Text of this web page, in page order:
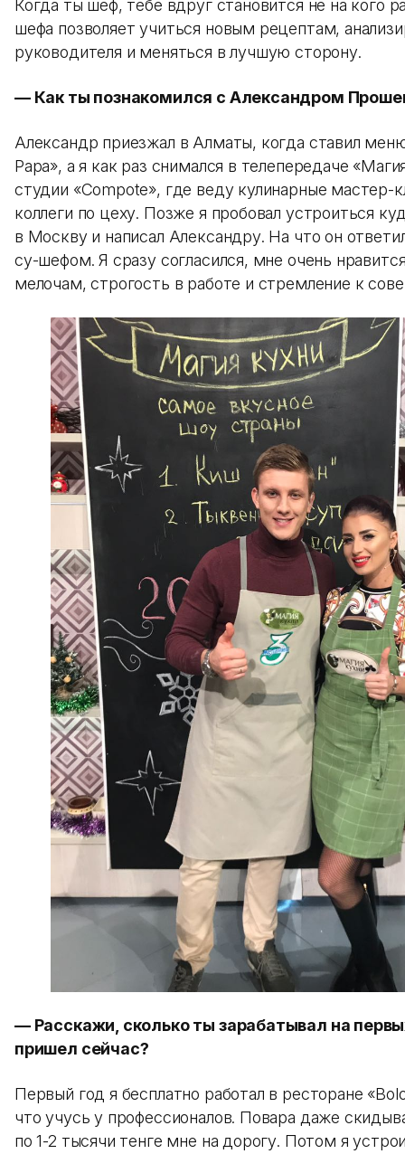
Когда ты шеф, тебе вдруг становится не на кого
шефа позволяет учиться новым рецептам,
руководителя и меняться в лучшую сторону.
— Как ты познакомился с Александром
Александр приезжал в Алматы, когда ставил
Papa», а я как раз снимался в телепередаче
студии «Compote», где веду кулинарные мастер-
коллеги по цеху. Позже я пробовал устроиться
в Москву и написал Александру. На что он
су-шефом. Я сразу согласился, мне очень
мелочам, строгость в работе и стремление к
— Расскажи, сколько ты зарабатывал на
пришел сейчас?
Первый год я бесплатно работал в ресторане
что учусь у профессионалов. Повара даже
по 1-2 тысячи тенге мне на дорогу. Потом я